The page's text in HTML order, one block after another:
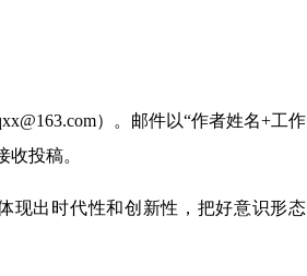
）。邮件以“作者姓名+工作
收投稿。
出时代性和创新性，把好意识形态